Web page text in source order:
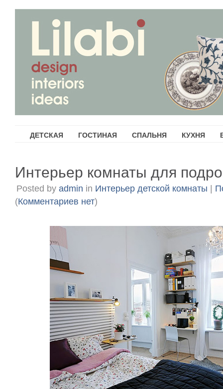
ДЕТСКАЯ ГОСТИНАЯ СПАЛЬНЯ КУХНЯ
Интерьер комнаты для
Posted by admin in Интерьер детской комнаты
(Комментариев нет)